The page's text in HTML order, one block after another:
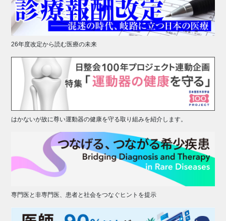
26年度改定から読む医療の未来
はかないが故に尊い運動器の健康を守る取り組みを紹介します。
専門医と非専門医、患者と社会をつなぐヒントを提示